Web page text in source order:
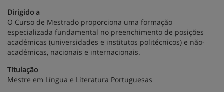
Dirigido a
O Curso de Mestrado proporciona uma formação
especializada fundamental no preenchimento de posições
académicas (universidades e institutos politécnicos) e não-
académicas, nacionais e internacionais.
Titulação
Mestre em Língua e Literatura Portuguesas